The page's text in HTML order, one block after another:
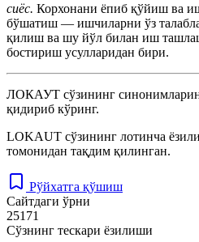
сиёс. Корхонани ёпиб қўйиш ва
бўшатиш — ишчиларни ўз
қилиш ва шу йўл билан иш
бостириш усулларидан бири.
ЛОКАУТ сўзининг
қидириб кўринг.
LOKAUT сўзининг лотинча
томонидан тақдим қилинган.
Рўйхатга қўшиш
Сайтдаги ўрни
25171
Сўзнинг тескари ёзилиши